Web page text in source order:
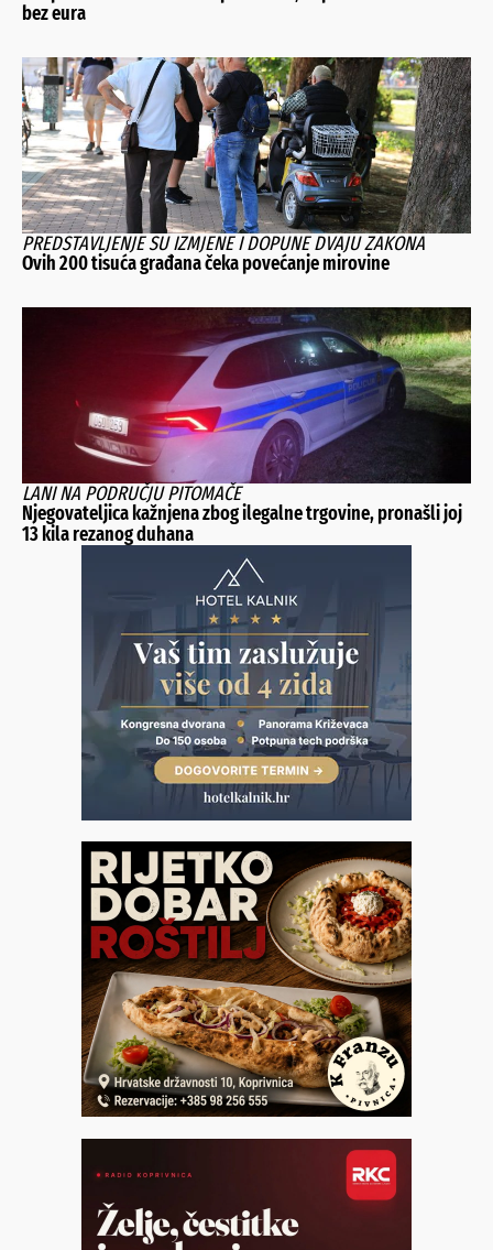
bez eura
PREDSTAVLJENJE SU IZMJENE I DOPUNE DVAJU ZAKONA
Ovih 200 tisuća građana čeka povećanje mirovine
LANI NA PODRUČJU PITOMAČE
Njegovateljica kažnjena zbog ilegalne trgovine, pronašli joj
13 kila rezanog duhana